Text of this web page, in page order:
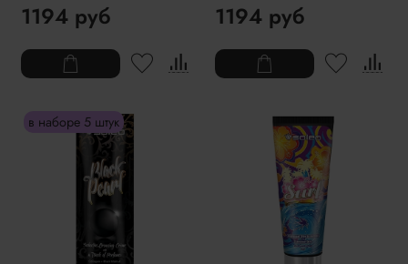
1194 руб 1194 руб
в наборе 5 штук